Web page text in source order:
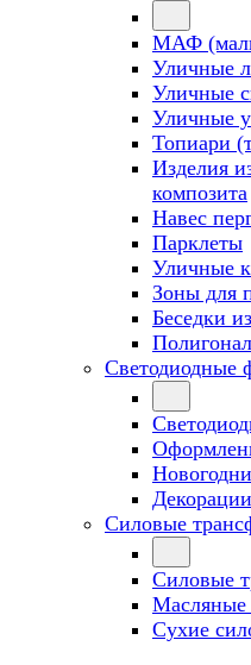
МАФ
Уличные
Уличные
Уличные
Топиари
Изделия
композита
Навес
Парклеты
Уличные
Зоны для
Беседки
Светодиодные
Силовые
Силовые
Масляные
Сухие